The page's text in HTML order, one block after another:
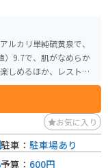
ルカリ単純硫黄泉で、
）9.7で、肌がなめらか
しめるほか、レストラ
お気に入り
駐車： 駐車場あり
予算： 600円